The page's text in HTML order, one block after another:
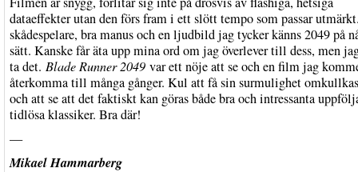
dataeffekter utan den förs fram i ett slött tempo som passar
skådespelare, bra manus och en ljudbild jag tycker känns 2049 på
sätt. Kanske får äta upp mina ord om jag överlever till dess, men
ta det. Blade Runner 2049 var ett nöje att se och en film jag
återkomma till många gånger. Kul att få sin surmulighet
och att se att det faktiskt kan göras både bra och intressanta
tidlösa klassiker. Bra där!
—
Mikael Hammarberg